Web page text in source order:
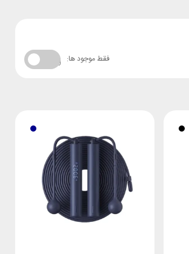
فقط موجود ها: